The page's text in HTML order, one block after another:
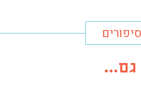
גם...